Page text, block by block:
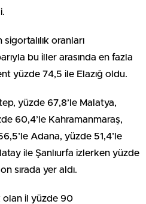
oranları
bu iller arasında en fazla
yüzde 74,5 ile Elazığ oldu.
yüzde 67,8’le Malatya,
60,4’le Kahramanmaraş,
Adana, yüzde 51,4’le
ile Şanlıurfa izlerken yüzde
sırada yer aldı.
olan il yüzde 90